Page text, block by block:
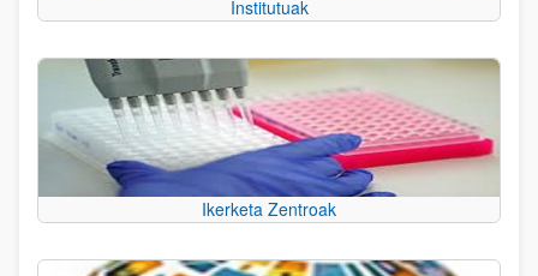
Institutuak
Ikerketa Zentroak